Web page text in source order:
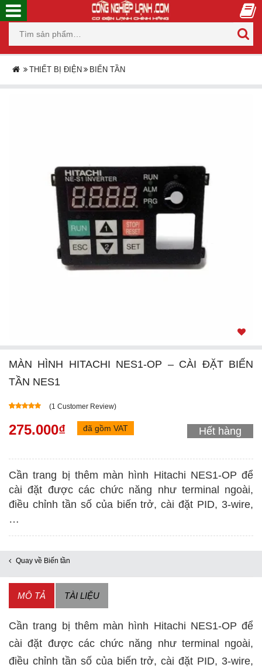
THIẾT BỊ ĐIỆN BIẾN TẦN
MÀN HÌNH HITACHI NES1-OP – CÀI ĐẶT BIẾN
TẦN NES1
based on
customer
(1 Customer Review)
275.000₫ đã gồm VAT Hết hàng
Cần trang bị thêm màn hình Hitachi NES1-OP để
cài đặt được các chức năng như terminal ngoài,
điều chỉnh tần số của biến trở, cài đặt PID, 3-wire,
…
Quay về Biến tần
MÔ TẢ TÀI LIỆU
Cần trang bị thêm màn hình Hitachi NES1-OP để
cài đặt được các chức năng như terminal ngoài,
điều chỉnh tần số của biến trở, cài đặt PID, 3-wire,